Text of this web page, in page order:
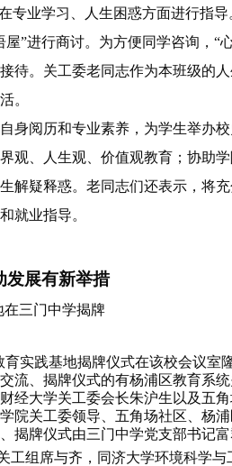
专业学习、人生困惑方面进行指导
”进行商讨。为方便同学咨询，“
待。关工委老同志作为本班级的人
。
身阅历和专业素养，为学生举办校
观、人生观、价值观教育；协助学
解疑释惑。老同志们还表示，将
就业指导。
发展有新举措
三门中学揭牌
实践基地揭牌仪式在该校会议室
流、揭牌仪式的有杨浦区教育系统
经大学关工委会长朱沪生以及五角
院关工委领导、五角场社区、杨
揭牌仪式由三门中学党支部书记富
工组席与齐，同济大学环境科学与